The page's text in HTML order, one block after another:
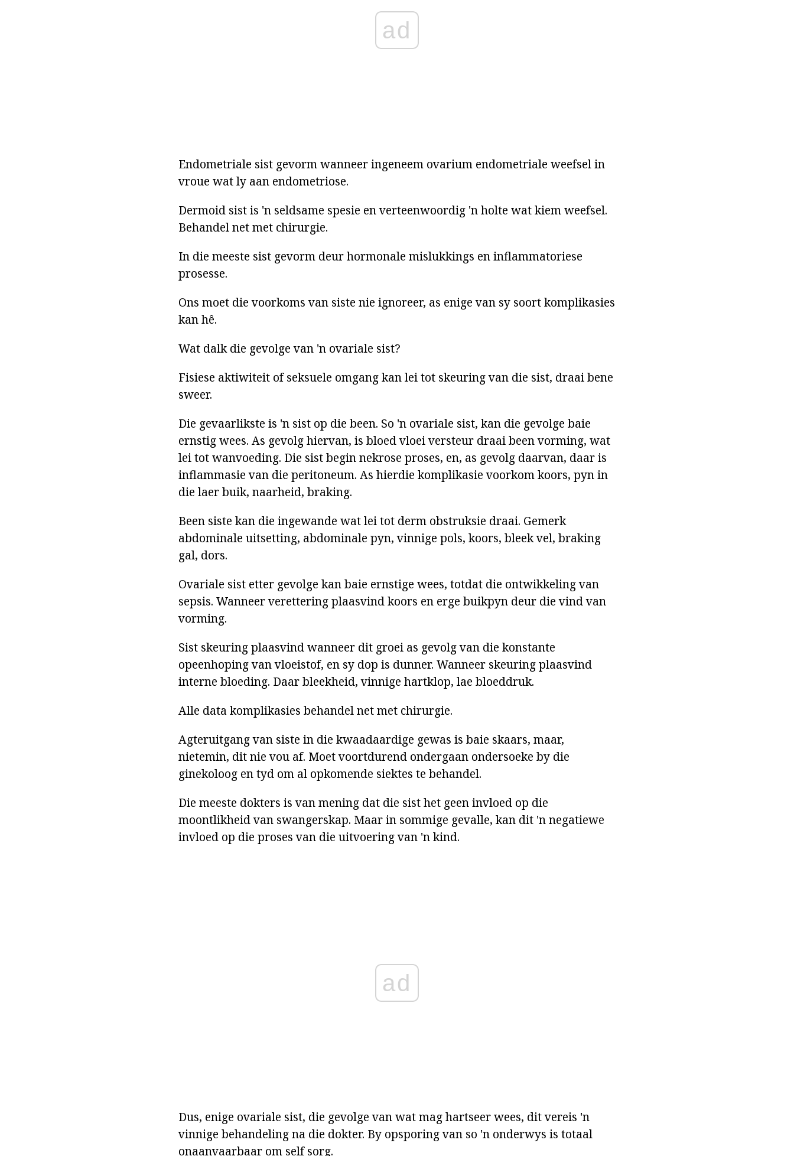
ad
Endometriale sist gevorm wanneer ingeneem ovarium endometriale weefsel in
vroue wat ly aan endometriose.
Dermoid sist is 'n seldsame spesie en verteenwoordig 'n holte wat kiem weefsel.
Behandel net met chirurgie.
In die meeste sist gevorm deur hormonale mislukkings en inflammatoriese
prosesse.
Ons moet die voorkoms van siste nie ignoreer, as enige van sy soort komplikasies
kan hê.
Wat dalk die gevolge van 'n ovariale sist?
Fisiese aktiwiteit of seksuele omgang kan lei tot skeuring van die sist, draai bene
sweer.
Die gevaarlikste is 'n sist op die been. So 'n ovariale sist, kan die gevolge baie
ernstig wees. As gevolg hiervan, is bloed vloei versteur draai been vorming, wat
lei tot wanvoeding. Die sist begin nekrose proses, en, as gevolg daarvan, daar is
inflammasie van die peritoneum. As hierdie komplikasie voorkom koors, pyn in
die laer buik, naarheid, braking.
Been siste kan die ingewande wat lei tot derm obstruksie draai. Gemerk
abdominale uitsetting, abdominale pyn, vinnige pols, koors, bleek vel, braking
gal, dors.
Ovariale sist etter gevolge kan baie ernstige wees, totdat die ontwikkeling van
sepsis. Wanneer verettering plaasvind koors en erge buikpyn deur die vind van
vorming.
Sist skeuring plaasvind wanneer dit groei as gevolg van die konstante
opeenhoping van vloeistof, en sy dop is dunner. Wanneer skeuring plaasvind
interne bloeding. Daar bleekheid, vinnige hartklop, lae bloeddruk.
Alle data komplikasies behandel net met chirurgie.
Agteruitgang van siste in die kwaadaardige gewas is baie skaars, maar,
nietemin, dit nie vou af. Moet voortdurend ondergaan ondersoeke by die
ginekoloog en tyd om al opkomende siektes te behandel.
Die meeste dokters is van mening dat die sist het geen invloed op die
moontlikheid van swangerskap. Maar in sommige gevalle, kan dit 'n negatiewe
invloed op die proses van die uitvoering van 'n kind.
ad
Dus, enige ovariale sist, die gevolge van wat mag hartseer wees, dit vereis 'n
vinnige behandeling na die dokter. By opsporing van so 'n onderwys is totaal
onaanvaarbaar om self sorg.